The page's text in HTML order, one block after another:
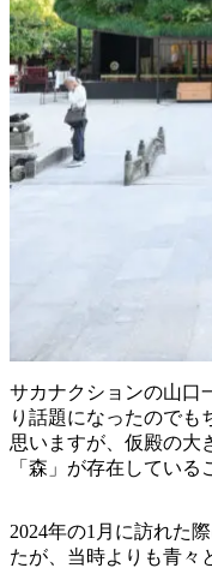
サカナクションの山口
り話題になったのでも
思いますが、仮殿の大
「森」が存在している
2024年の1月に訪れた
たが、当時よりも青々